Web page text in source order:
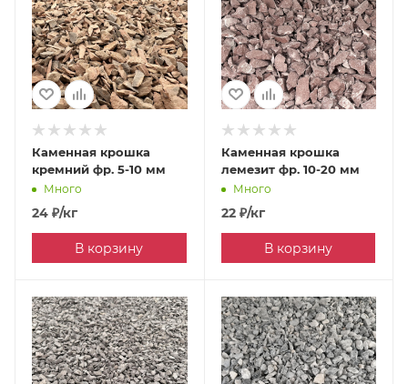
Каменная крошка
кремний фр. 5-10 мм
Много
24 ₽/кг
В корзину
Каменная крошка
лемезит фр. 10-20 мм
Много
22₽/кг
В корзину